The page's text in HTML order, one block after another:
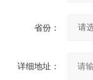
省份：
详细地址：